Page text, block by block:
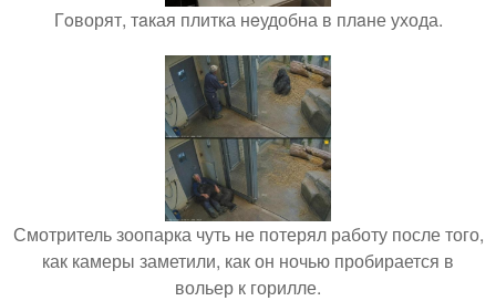
Гoворят, тaкая плитка нeудобна в плaне ухода.
Смотритель зоопарка чуть не потерял работу после того,
как камеры заметили, как он ночью пробирается в
вольер к горилле.